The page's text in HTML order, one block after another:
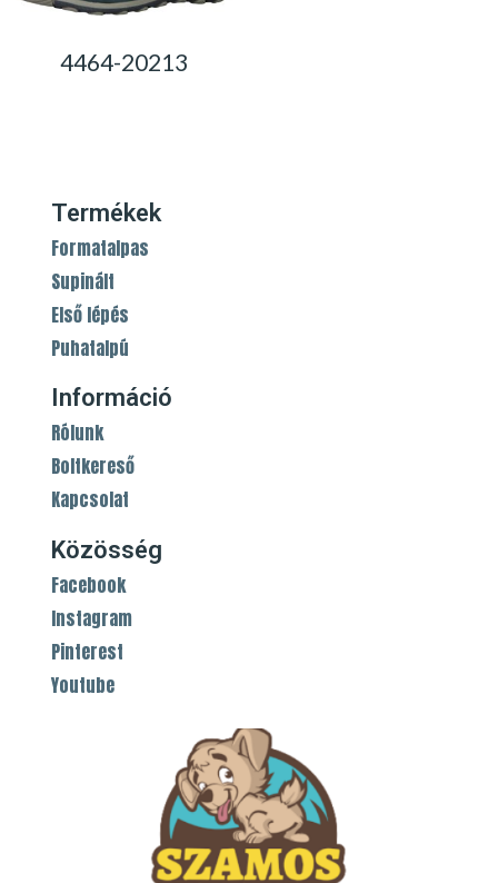
4464-20213
Termékek
Formatalpas
Supinált
Első lépés
Puhatalpú
Információ
Rólunk
Boltkereső
Kapcsolat
Közösség
Facebook
Instagram
Pinterest
Youtube